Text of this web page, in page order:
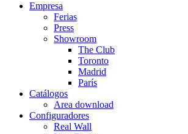
Empresa
Ferias
Press
Showroom
The Club
Toronto
Madrid
París
Catálogos
Area download
Configuradores
Real Wall